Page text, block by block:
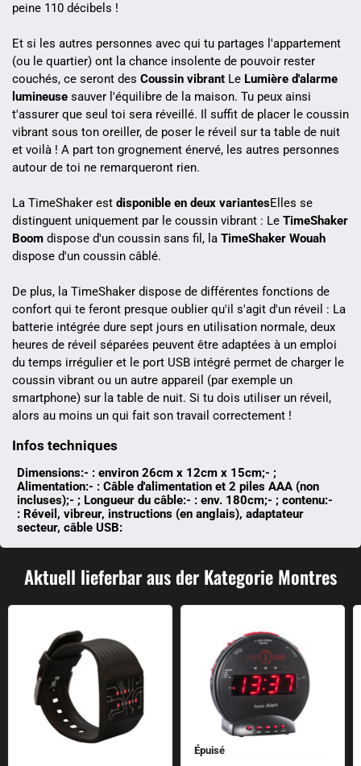
peine 110 décibels !
Et si les autres personnes avec qui tu partages l'appartement
(ou le quartier) ont la chance insolente de pouvoir rester
couchés, ce seront des Coussin vibrant Le Lumière d'alarme
lumineuse sauver l'équilibre de la maison. Tu peux ainsi
t'assurer que seul toi sera réveillé. Il suffit de placer le coussin
vibrant sous ton oreiller, de poser le réveil sur ta table de nuit
et voilà ! A part ton grognement énervé, les autres personnes
autour de toi ne remarqueront rien.
La TimeShaker est disponible en deux variantesElles se
distinguent uniquement par le coussin vibrant : Le TimeShaker
Boom dispose d'un coussin sans fil, la TimeShaker Wouah
dispose d'un coussin câblé.
De plus, la TimeShaker dispose de différentes fonctions de
confort qui te feront presque oublier qu'il s'agit d'un réveil : La
batterie intégrée dure sept jours en utilisation normale, deux
heures de réveil séparées peuvent être adaptées à un emploi
du temps irrégulier et le port USB intégré permet de charger le
coussin vibrant ou un autre appareil (par exemple un
smartphone) sur la table de nuit. Si tu dois utiliser un réveil,
alors au moins un qui fait son travail correctement !
Infos techniques
Dimensions:- : environ 26cm x 12cm x 15cm;- ;
Alimentation:- : Câble d'alimentation et 2 piles AAA (non
incluses);- ; Longueur du câble:- : env. 180cm;- ; contenu:-
: Réveil, vibreur, instructions (en anglais), adaptateur
secteur, câble USB:
Aktuell lieferbar aus der Kategorie Montres
Épuisé